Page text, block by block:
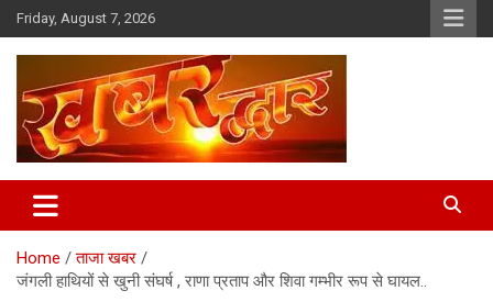
Skip
to
content
Friday, August 7, 2026
Khabar Dwar
Home
ताजा खबर
जंगली हाथियों से खुनी संघर्ष , राणा प्रताप और शिवा गम्भीर रूप से घायल..